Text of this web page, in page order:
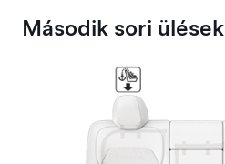
Második sori ülések